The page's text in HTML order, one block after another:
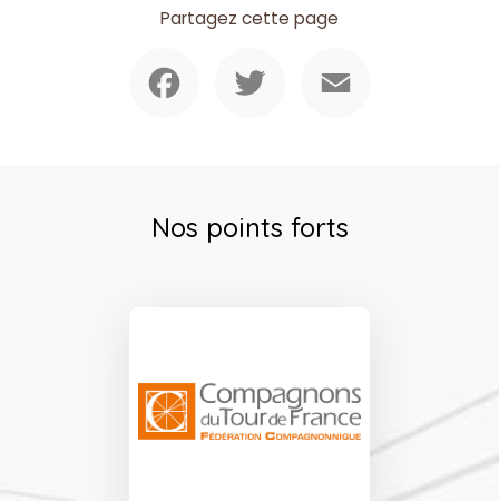
Partagez cette page
Nos points forts